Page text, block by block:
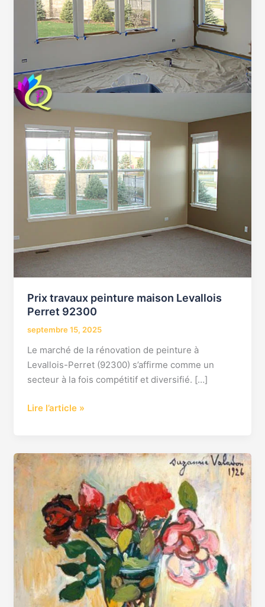
Prix travaux peinture maison Levallois
Perret 92300
septembre 15, 2025
Le marché de la rénovation de peinture à
Levallois-Perret (92300) s’affirme comme un
secteur à la fois compétitif et diversifié. […]
92300
Lire l’article »
Prix
travaux
peinture
Levallois
Perret
92300